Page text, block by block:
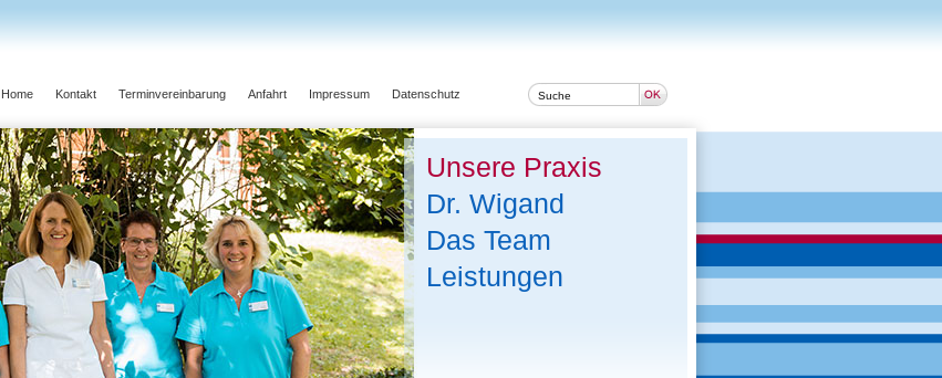
Home Kontakt Terminvereinbarung Anfahrt Impressum Datenschutz
Unsere Praxis
Dr. Wigand
Das Team
Leistungen